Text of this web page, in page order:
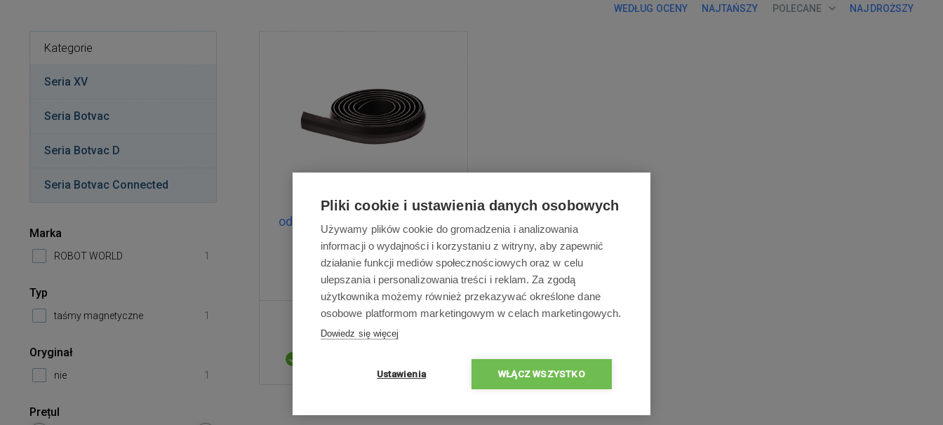
WEDŁUG OCENY NAJTAŃSZY POLECANE NAJDROŻSZY
Taśma magnetyczna do
odkurzacza automatycznego -
1 m
29,00 zł
Kategorie
Seria XV
Seria Botvac
Seria Botvac D
Seria Botvac Connected
Marka
ROBOT WORLD 1
Typ
taśmy magnetyczne 1
Oryginał
nie 1
Prețul
Pliki cookie i ustawienia danych osobowych
Używamy plików cookie do gromadzenia i analizowania
informacji o wydajności i korzystaniu z witryny, aby zapewnić
działanie funkcji mediów społecznościowych oraz w celu
ulepszania i personalizowania treści i reklam. Za zgodą
użytkownika możemy również przekazywać określone dane
osobowe platformom marketingowym w celach marketingowych.
Dowiedz się więcej
Ustawienia WŁĄCZ WSZYSTKO